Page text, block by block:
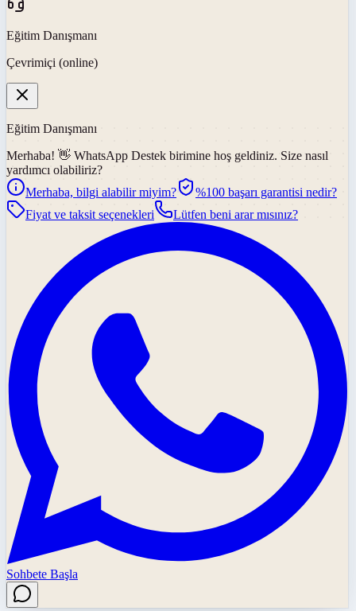
Eğitim Danışmanı
Çevrimiçi (online)
Eğitim Danışmanı
Merhaba! 👋 WhatsApp Destek birimine hoş geldiniz. Size nasıl
yardımcı olabiliriz?
Merhaba, bilgi alabilir miyim?
%100 başarı garantisi nedir?
Fiyat ve taksit seçenekleri
Lütfen beni arar mısınız?
Sohbete Başla